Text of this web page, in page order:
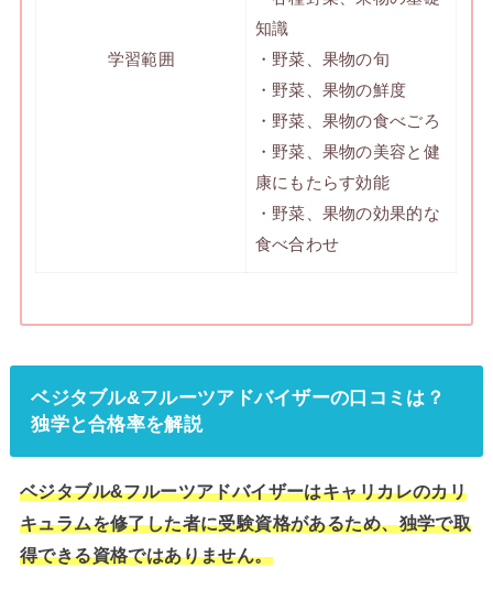
学習範囲
知識
・野菜、果物の旬
・野菜、果物の鮮度
・野菜、果物の食べごろ
・野菜、果物の美容と健
康にもたらす効能
・野菜、果物の効果的な
食べ合わせ
ベジタブル&フルーツアドバイザーの口コミは？
独学と合格率を解説
ベジタブル&フルーツアドバイザーはキャリカレのカリ
キュラムを修了した者に受験資格があるため、独学で取
得できる資格ではありません。